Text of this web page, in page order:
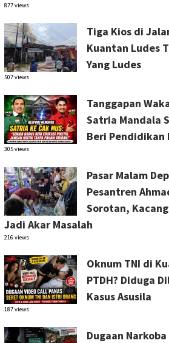
877 views
Tiga Kios di
Kuantan Ludes
Yang Ludes
507 views
Tanggapan
Satria Mandala
Beri
305 views
Pasar Malam
Pesantren
Sorotan,
Jadi Akar Masalah
216 views
Oknum TNI di
PTDH? Diduga
Kasus Asusila
187 views
Dugaan